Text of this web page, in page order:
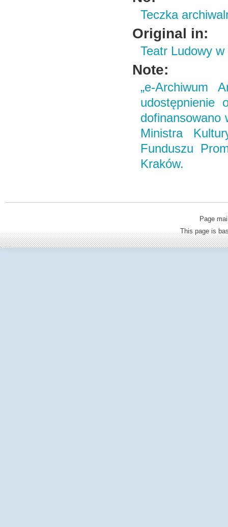
Teczka
Original in:
Teatr Ludowy
Note:
„e-Archiwum
udostępnienie
dofinansowano
Ministra
Funduszu
Kraków.
Page
This page is